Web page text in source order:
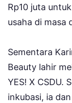
Rp10 juta
usaha di masa
Sementara
Beauty lahir
YES! X CSDU.
inkubasi, ia